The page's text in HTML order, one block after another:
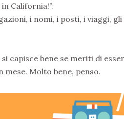
California!”.
i nomi, i posti, i viaggi,
capisce bene se meriti di
Molto bene, penso.